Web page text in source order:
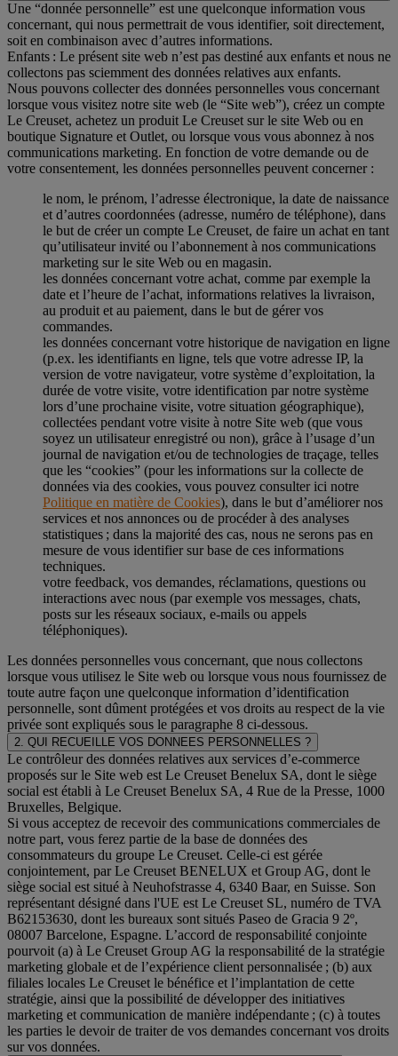
Une “donnée personnelle” est une quelconque information vous
concernant, qui nous permettrait de vous identifier, soit directement,
soit en combinaison avec d’autres informations.
Enfants : Le présent site web n’est pas destiné aux enfants et nous ne
collectons pas sciemment des données relatives aux enfants.
Nous pouvons collecter des données personnelles vous concernant
lorsque vous visitez notre site web (le “Site web”), créez un compte
Le Creuset, achetez un produit Le Creuset sur le site Web ou en
boutique Signature et Outlet, ou lorsque vous vous abonnez à nos
communications marketing. En fonction de votre demande ou de
votre consentement, les données personnelles peuvent concerner :
le nom, le prénom, l’adresse électronique, la date de naissance
et d’autres coordonnées (adresse, numéro de téléphone), dans
le but de créer un compte Le Creuset, de faire un achat en tant
qu’utilisateur invité ou l’abonnement à nos communications
marketing sur le site Web ou en magasin.
les données concernant votre achat, comme par exemple la
date et l’heure de l’achat, informations relatives la livraison,
au produit et au paiement, dans le but de gérer vos
commandes.
les données concernant votre historique de navigation en ligne
(p.ex. les identifiants en ligne, tels que votre adresse IP, la
version de votre navigateur, votre système d’exploitation, la
durée de votre visite, votre identification par notre système
lors d’une prochaine visite, votre situation géographique),
collectées pendant votre visite à notre Site web (que vous
soyez un utilisateur enregistré ou non), grâce à l’usage d’un
journal de navigation et/ou de technologies de traçage, telles
que les “cookies” (pour les informations sur la collecte de
données via des cookies, vous pouvez consulter ici notre
Politique en matière de Cookies), dans le but d’améliorer nos
services et nos annonces ou de procéder à des analyses
statistiques ; dans la majorité des cas, nous ne serons pas en
mesure de vous identifier sur base de ces informations
techniques.
votre feedback, vos demandes, réclamations, questions ou
interactions avec nous (par exemple vos messages, chats,
posts sur les réseaux sociaux, e-mails ou appels
téléphoniques).
Les données personnelles vous concernant, que nous collectons
lorsque vous utilisez le Site web ou lorsque vous nous fournissez de
toute autre façon une quelconque information d’identification
personnelle, sont dûment protégées et vos droits au respect de la vie
privée sont expliqués sous le paragraphe 8 ci-dessous.
2. QUI RECUEILLE VOS DONNEES PERSONNELLES ?
Le contrôleur des données relatives aux services d’e-commerce
proposés sur le Site web est Le Creuset Benelux SA, dont le siège
social est établi à Le Creuset Benelux SA, 4 Rue de la Presse, 1000
Bruxelles, Belgique.
Si vous acceptez de recevoir des communications commerciales de
notre part, vous ferez partie de la base de données des
consommateurs du groupe Le Creuset. Celle-ci est gérée
conjointement, par Le Creuset BENELUX et Group AG, dont le
siège social est situé à Neuhofstrasse 4, 6340 Baar, en Suisse. Son
représentant désigné dans l'UE est Le Creuset SL, numéro de TVA
B62153630, dont les bureaux sont situés Paseo de Gracia 9 2º,
08007 Barcelone, Espagne. L’accord de responsabilité conjointe
pourvoit (a) à Le Creuset Group AG la responsabilité de la stratégie
marketing globale et de l’expérience client personnalisée ; (b) aux
filiales locales Le Creuset le bénéfice et l’implantation de cette
stratégie, ainsi que la possibilité de développer des initiatives
marketing et communication de manière indépendante ; (c) à toutes
les parties le devoir de traiter de vos demandes concernant vos droits
sur vos données.